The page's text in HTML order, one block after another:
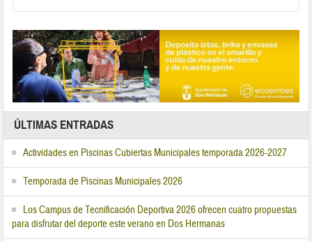
ÚLTIMAS ENTRADAS
Actividades en Piscinas Cubiertas Municipales temporada 2026-2027
Temporada de Piscinas Municipales 2026
Los Campus de Tecnificación Deportiva 2026 ofrecen cuatro propuestas
para disfrutar del deporte este verano en Dos Hermanas